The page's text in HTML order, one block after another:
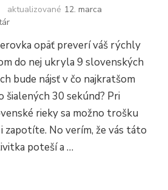
aktualizované 12. marca
k
Osemsmerovka:
Slovenské
rieky
opäť preverí váš rýchly
do nej ukryla 9 slovenských
bude nájsť v čo najkratšom
šialených 30 sekúnd? Pri
rieky sa možno trošku
zapotíte. No verím, že vás táto
poteší a …